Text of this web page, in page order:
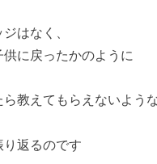
はなく、
に戻ったかのように
ら教えてもらえないよう
り返るのです